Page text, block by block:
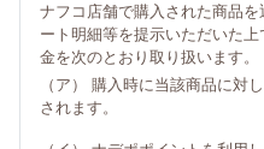
ナフコ店舗で購入された商品
ート明細等を提示いただいた
金を次のとおり取り扱います。
（ア） 購入時に当該商品に対
されます。